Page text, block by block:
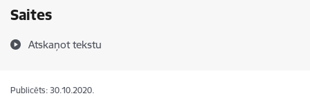
Saites
Atskaņot tekstu
Publicēts: 30.10.2020.